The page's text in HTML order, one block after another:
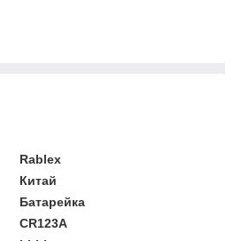
Rablex
Китай
Батарейка
CR123A